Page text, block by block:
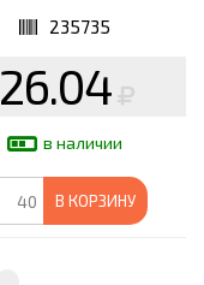
235735
26.04
в наличии
В КОРЗИНУ